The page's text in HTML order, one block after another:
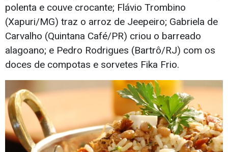
polenta e couve crocante; Flávio Trombino
(Xapuri/MG) traz o arroz de Jeepeiro; Gabriela de
Carvalho (Quintana Café/PR) criou o barreado
alagoano; e Pedro Rodrigues (Bartrô/RJ) com os
doces de compotas e sorvetes Fika Frio.